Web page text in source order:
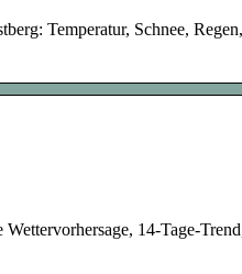
Temperatur, Schnee,
14-Tage-